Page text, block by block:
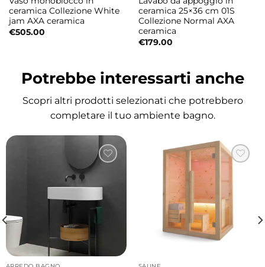
Il design firmato Alessandro Paolelli
interpreta la vasca rettangolare in chiave
moderna, valorizzando la semplicità delle
dimensioni disponibili consentono di
spazio, mantenendo sempre un perfetto
equilibrio tra estetica e funzionalità.
Installazione versatile per ogni progetto
La vasca Sharm può essere configurata in
diverse modalità per adattarsi alle esigenze
progettuali e allo spazio disponibile.
ceramica Collezione White
jam AXA ceramica
€505.00
ceramica 25×36 cm 01S
Collezione Normal AXA
ceramica
€179.00
Potrebbe interessarti anche
Scopri altri prodotti selezionati che potrebbero
completare il tuo ambiente bagno.